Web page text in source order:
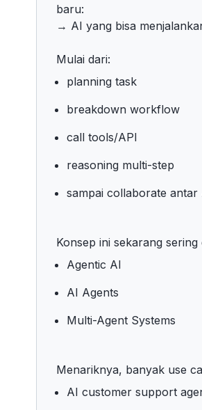
baru:
→ AI yang bisa
Mulai dari:
planning task
breakdown workflow
call tools/API
reasoning multi-step
sampai collaborate antar
Konsep ini sekarang sering
Agentic AI
AI Agents
Multi-Agent Systems
Menariknya, banyak use
AI customer support